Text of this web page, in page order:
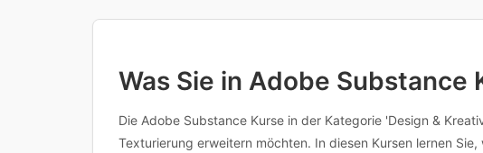
Was Sie in Adobe Substance
Die Adobe Substance Kurse in der Kategorie 'Design &
Texturierung erweitern möchten. In diesen Kursen lernen